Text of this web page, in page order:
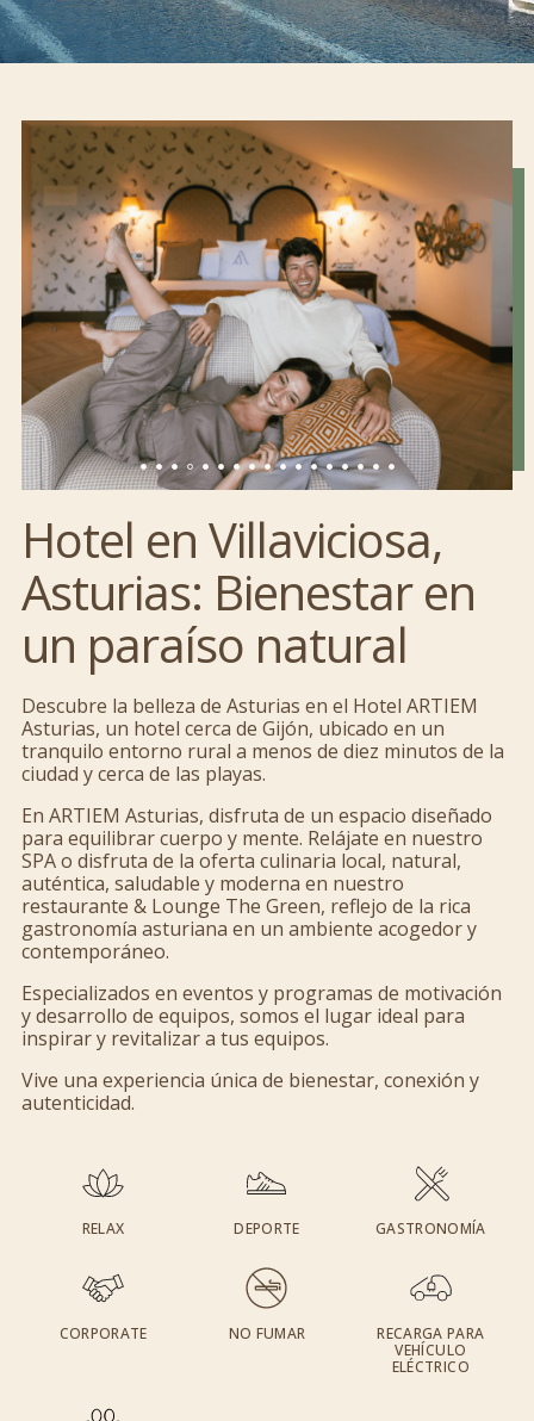
Hotel en Villaviciosa,
Asturias: Bienestar en
un paraíso natural
Descubre la belleza de Asturias en el Hotel ARTIEM
Asturias, un hotel cerca de Gijón, ubicado en un
tranquilo entorno rural a menos de diez minutos de la
ciudad y cerca de las playas.
En ARTIEM Asturias, disfruta de un espacio diseñado
para equilibrar cuerpo y mente. Relájate en nuestro
SPA o disfruta de la oferta culinaria local, natural,
auténtica, saludable y moderna en nuestro
restaurante & Lounge The Green, reflejo de la rica
gastronomía asturiana en un ambiente acogedor y
contemporáneo.
Especializados en eventos y programas de motivación
y desarrollo de equipos, somos el lugar ideal para
inspirar y revitalizar a tus equipos.
Vive una experiencia única de bienestar, conexión y
autenticidad.
RELAX DEPORTE GASTRONOMÍA
CORPORATE NO FUMAR
RECARGA PARA
VEHÍCULO
ELÉCTRICO